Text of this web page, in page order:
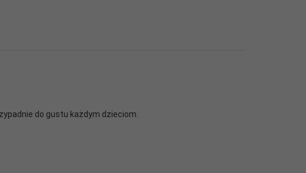
do gustu każdym dzieciom.